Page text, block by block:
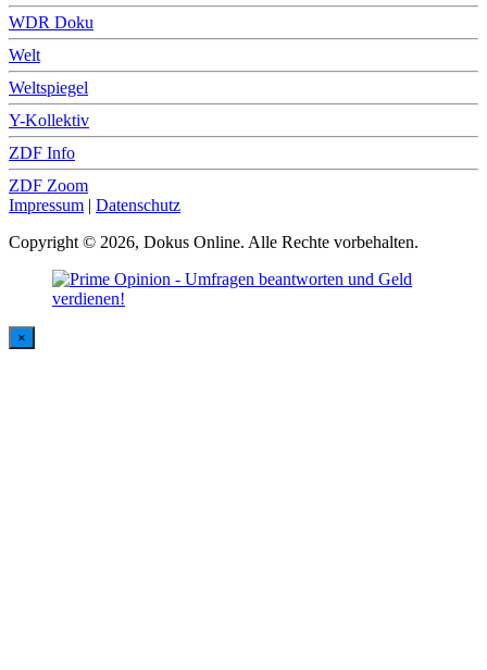
WDR Doku
Welt
Weltspiegel
Y-Kollektiv
ZDF Info
ZDF Zoom
Impressum | Datenschutz
Copyright © 2026, Dokus Online. Alle Rechte vorbehalten.
×